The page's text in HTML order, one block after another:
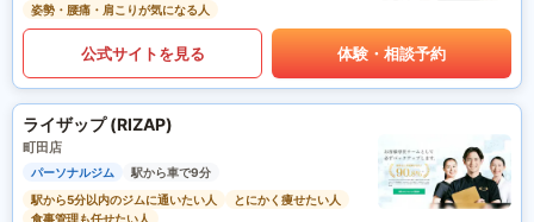
姿勢・腰痛・肩こりが気になる人
公式サイトを見る 体験・相談予約
ライザップ (RIZAP)
町田店
パーソナルジム
駅から車で9分
駅から5分以内のジムに通いたい人
とにかく痩せたい人
食事管理も任せたい人